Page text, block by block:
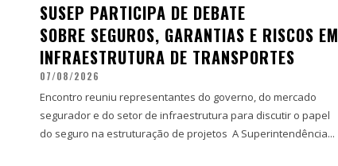
SUSEP PARTICIPA DE DEBATE
SOBRE SEGUROS, GARANTIAS E RISCOS EM
INFRAESTRUTURA DE TRANSPORTES
07/08/2026
Encontro reuniu representantes do governo, do mercado
segurador e do setor de infraestrutura para discutir o papel
do seguro na estruturação de projetos A Superintendência...